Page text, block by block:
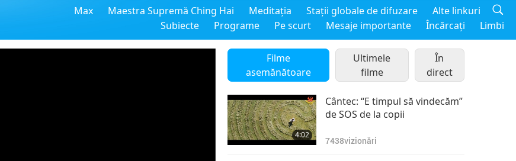
Max Maestra Supremă Ching Hai Meditaţia Staţii globale de difuzare
Alte linkuri
Subiecte
Programe Pe scurt Mesaje importante Încărcaţi Limbi
Filme
asemănătoare
Ultimele
filme
În
direct
4:02
Cântec: “E timpul să vindecăm”
de SOS de la copii
7438vizionări